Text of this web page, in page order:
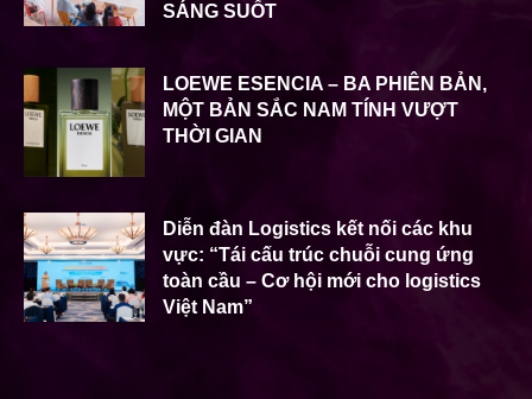
SÁNG SUỐT
LOEWE ESENCIA – BA PHIÊN BẢN,
MỘT BẢN SẮC NAM TÍNH VƯỢT
THỜI GIAN
Diễn đàn Logistics kết nối các khu
vực: “Tái cấu trúc chuỗi cung ứng
toàn cầu – Cơ hội mới cho logistics
Việt Nam”